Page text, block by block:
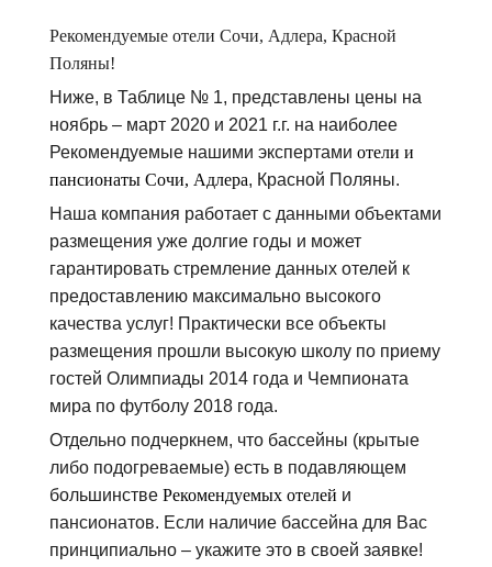
Рекомендуемые отели Сочи, Адлера, Красной
Поляны!
Ниже, в Таблице № 1, представлены цены на
ноябрь – март 2020 и 2021 г.г. на наиболее
Рекомендуемые нашими экспертами отели и
пансионаты Сочи, Адлера, Красной Поляны.
Наша компания работает с данными объектами
размещения уже долгие годы и может
гарантировать стремление данных отелей к
предоставлению максимально высокого
качества услуг! Практически все объекты
размещения прошли высокую школу по приему
гостей Олимпиады 2014 года и Чемпионата
мира по футболу 2018 года.
Отдельно подчеркнем, что бассейны (крытые
либо подогреваемые) есть в подавляющем
большинстве Рекомендуемых отелей и
пансионатов. Если наличие бассейна для Вас
принципиально – укажите это в своей заявке!